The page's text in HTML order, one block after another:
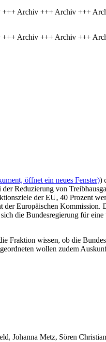
Archiv +++ Archiv +++
Archiv +++ Archiv +++
öffnet ein neues Fenster))
Reduzierung von
der EU, 40 Prozent
der Europäischen Kommission.
die Bundesregierung für
Fraktion wissen, ob die
wollen zudem
Johanna Metz, Sören